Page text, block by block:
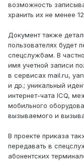
возможность
хранить их не менее
Документ также
пользователях будет
спецслужбам. В
имя учетной записи
в сервисах mail.ru,
и др.; уникальный
интернет-чата ICQ,
мобильного
вызываемого и
В проекте приказа
передавать в
абонентских